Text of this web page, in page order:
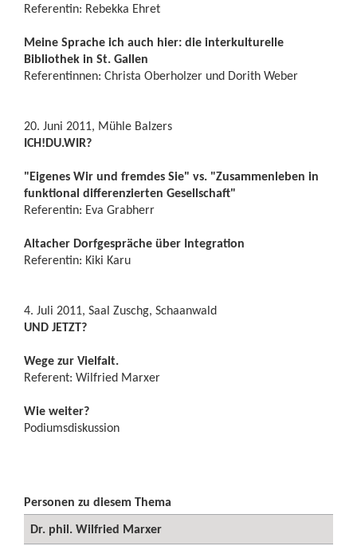
Referentin: Rebekka Ehret
Meine Sprache ich auch hier: die interkulturelle
Bibliothek in St. Gallen
Referentinnen: Christa Oberholzer und Dorith Weber
20. Juni 2011, Mühle Balzers
ICH!DU.WIR?
"Eigenes Wir und fremdes Sie" vs. "Zusammenleben in
funktional differenzierten Gesellschaft"
Referentin: Eva Grabherr
Altacher Dorfgespräche über Integration
Referentin: Kiki Karu
4. Juli 2011, Saal Zuschg, Schaanwald
UND JETZT?
Wege zur Vielfalt.
Referent: Wilfried Marxer
Wie weiter?
Podiumsdiskussion
Personen zu diesem Thema
Dr. phil. Wilfried Marxer